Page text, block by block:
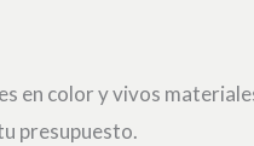
en color y vivos
presupuesto.